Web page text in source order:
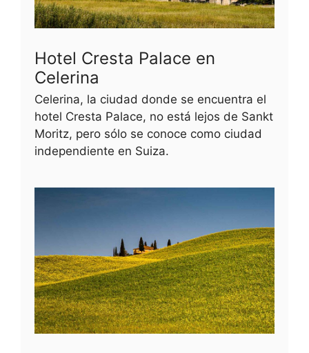
Hotel Cresta Palace en
Celerina
Celerina, la ciudad donde se encuentra el
hotel Cresta Palace, no está lejos de Sankt
Moritz, pero sólo se conoce como ciudad
independiente en Suiza.